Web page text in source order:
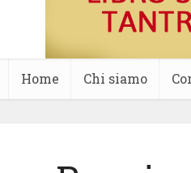
Home Chi siamo